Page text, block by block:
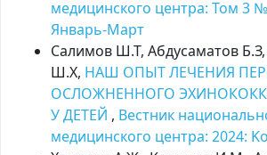
медицинского центра: Том 3
Январь-Март
Салимов Ш.Т, Абдусаматов
Ш.Х, НАШ ОПЫТ ЛЕЧЕНИЯ
ОСЛОЖНЕННОГО
У ДЕТЕЙ , Вестник
медицинского центра: 2024: